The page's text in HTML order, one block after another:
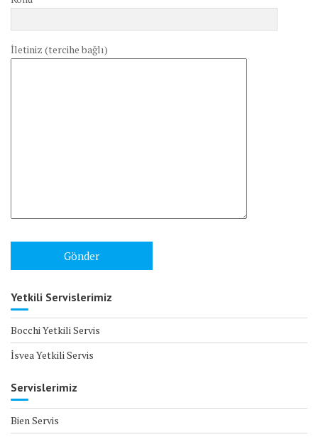
İletiniz (tercihe bağlı)
Yetkili Servislerimiz
Bocchi Yetkili Servis
İsvea Yetkili Servis
Servislerimiz
Bien Servis